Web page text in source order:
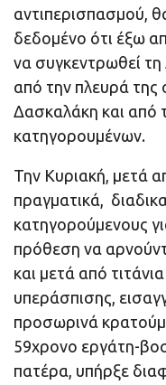
αντιπερισπασμού,
δεδομένο ότι έξω
να συγκεντρωθεί
από την πλευρά της
Δασκαλάκη και από
κατηγορουμένων.
Την Κυριακή, μετά
πραγματικά,
κατηγορούμενους
πρόθεση να
και μετά από
υπεράσπισης,
προσωρινά
59χρονο εργάτη-
πατέρα, υπήρξε